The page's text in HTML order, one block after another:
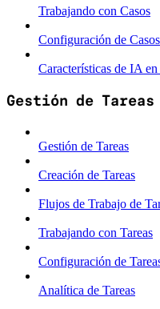
Trabajando con Casos
Configuración de Casos
Características de IA
Gestión de Tareas
Gestión de Tareas
Creación de Tareas
Flujos de Trabajo de
Trabajando con Tareas
Configuración de
Analítica de Tareas